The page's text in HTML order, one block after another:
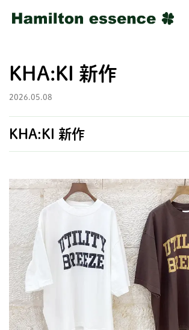
KHA:KI 新作
2026.05.08
KHA:KI 新作